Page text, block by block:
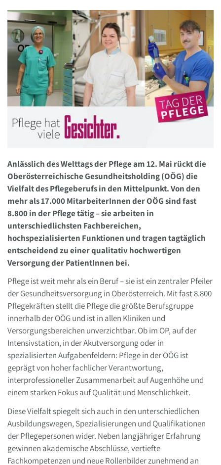
Anlässlich des Welttags der Pflege am 12. Mai rückt die
Oberösterreichische Gesundheitsholding (OÖG) die
Vielfalt des Pflegeberufs in den Mittelpunkt. Von den
mehr als 17.000 MitarbeiterInnen der OÖG sind fast
8.800 in der Pflege tätig – sie arbeiten in
unterschiedlichsten Fachbereichen,
hochspezialisierten Funktionen und tragen tagtäglich
entscheidend zu einer qualitativ hochwertigen
Versorgung der PatientInnen bei.
Pflege ist weit mehr als ein Beruf – sie ist ein zentraler Pfeiler
der Gesundheitsversorgung in Oberösterreich. Mit fast 8.800
Pflegekräften stellt die Pflege die größte Berufsgruppe
innerhalb der OÖG und ist in allen Kliniken und
Versorgungsbereichen unverzichtbar. Ob im OP, auf der
Intensivstation, in der Akutversorgung oder in
spezialisierten Aufgabenfeldern: Pflege in der OÖG ist
geprägt von hoher fachlicher Verantwortung,
interprofessioneller Zusammenarbeit auf Augenhöhe und
einem starken Fokus auf Qualität und Menschlichkeit.
Diese Vielfalt spiegelt sich auch in den unterschiedlichen
Ausbildungswegen, Spezialisierungen und Qualifikationen
der Pflegepersonen wider. Neben langjähriger Erfahrung
gewinnen akademische Abschlüsse, vertiefte
Fachkompetenzen und neue Rollenbilder zunehmend an